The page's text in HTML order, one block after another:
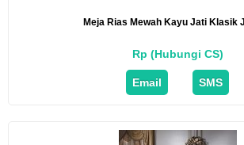
Meja Rias Mewah Kayu Jati Klasik
Rp (Hubungi CS)
Email SMS